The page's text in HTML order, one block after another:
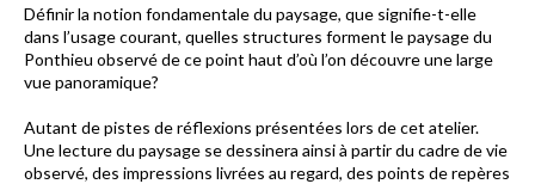
Définir la notion fondamentale du paysage, que signifie-t-elle
dans l’usage courant, quelles structures forment le paysage du
Ponthieu observé de ce point haut d’où l’on découvre une large
vue panoramique?
Autant de pistes de réflexions présentées lors de cet atelier.
Une lecture du paysage se dessinera ainsi à partir du cadre de vie
observé, des impressions livrées au regard, des points de repères